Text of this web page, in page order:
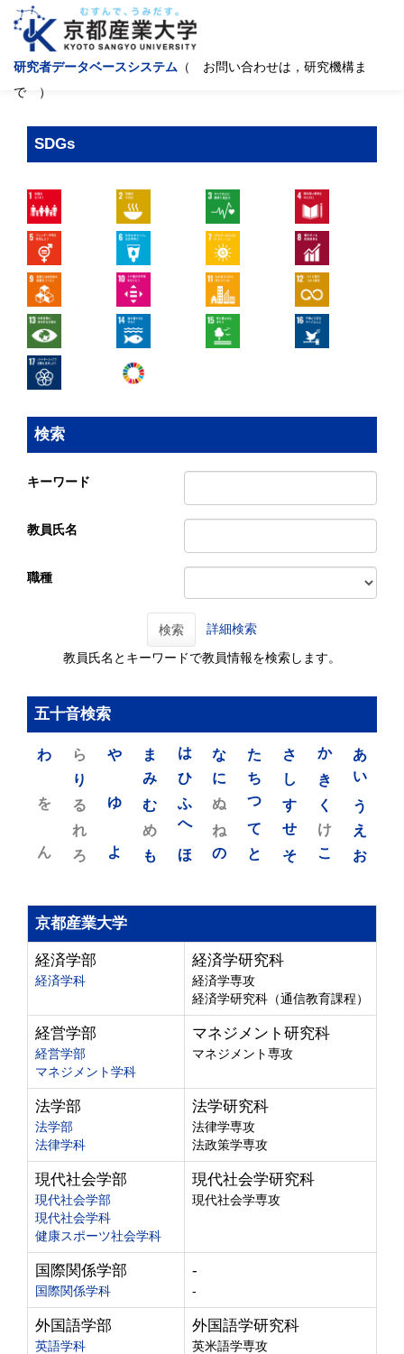
研究者データベースシステム （ お問い合わせは，研究機構ま
で ）
SDGs
検索
キーワード
教員氏名
職種
検索 詳細検索
教員氏名とキーワードで教員情報を検索します。
五十音検索
あ
い
う
え
お
か
き
く
け
こ
さ
し
す
せ
そ
た
ち
つ
て
と
な
に
ぬ
ね
の
は
ひ
ふ
へ
ほ
ま
み
む
め
も
や
ゆ
よ
ら
り
る
れ
ろ
わ
を
ん
京都産業大学
経済学部
経済学科
経済学研究科
経済学専攻
経済学研究科（通信教育課程）
経営学部
経営学部
マネジメント学科
マネジメント研究科
マネジメント専攻
法学部
法学部
法律学科
法学研究科
法律学専攻
法政策学専攻
現代社会学部
現代社会学部
現代社会学科
健康スポーツ社会学科
現代社会学研究科
現代社会学専攻
国際関係学部
国際関係学科
-
-
外国語学部
英語学科
外国語学研究科
英米語学専攻